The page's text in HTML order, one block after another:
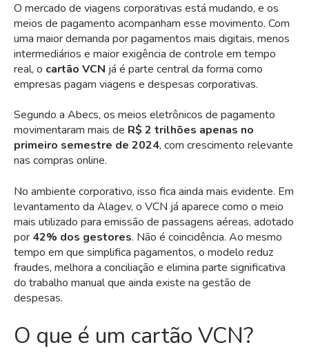
O mercado de viagens corporativas está mudando, e os
meios de pagamento acompanham esse movimento. Com
uma maior demanda por pagamentos mais digitais, menos
intermediários e maior exigência de controle em tempo
real, o cartão VCN já é parte central da forma como
empresas pagam viagens e despesas corporativas.
Segundo a Abecs, os meios eletrônicos de pagamento
movimentaram mais de R$ 2 trilhões apenas no
primeiro semestre de 2024, com crescimento relevante
nas compras online.
No ambiente corporativo, isso fica ainda mais evidente. Em
levantamento da Alagev, o VCN já aparece como o meio
mais utilizado para emissão de passagens aéreas, adotado
por 42% dos gestores. Não é coincidência. Ao mesmo
tempo em que simplifica pagamentos, o modelo reduz
fraudes, melhora a conciliação e elimina parte significativa
do trabalho manual que ainda existe na gestão de
despesas.
O que é um cartão VCN?